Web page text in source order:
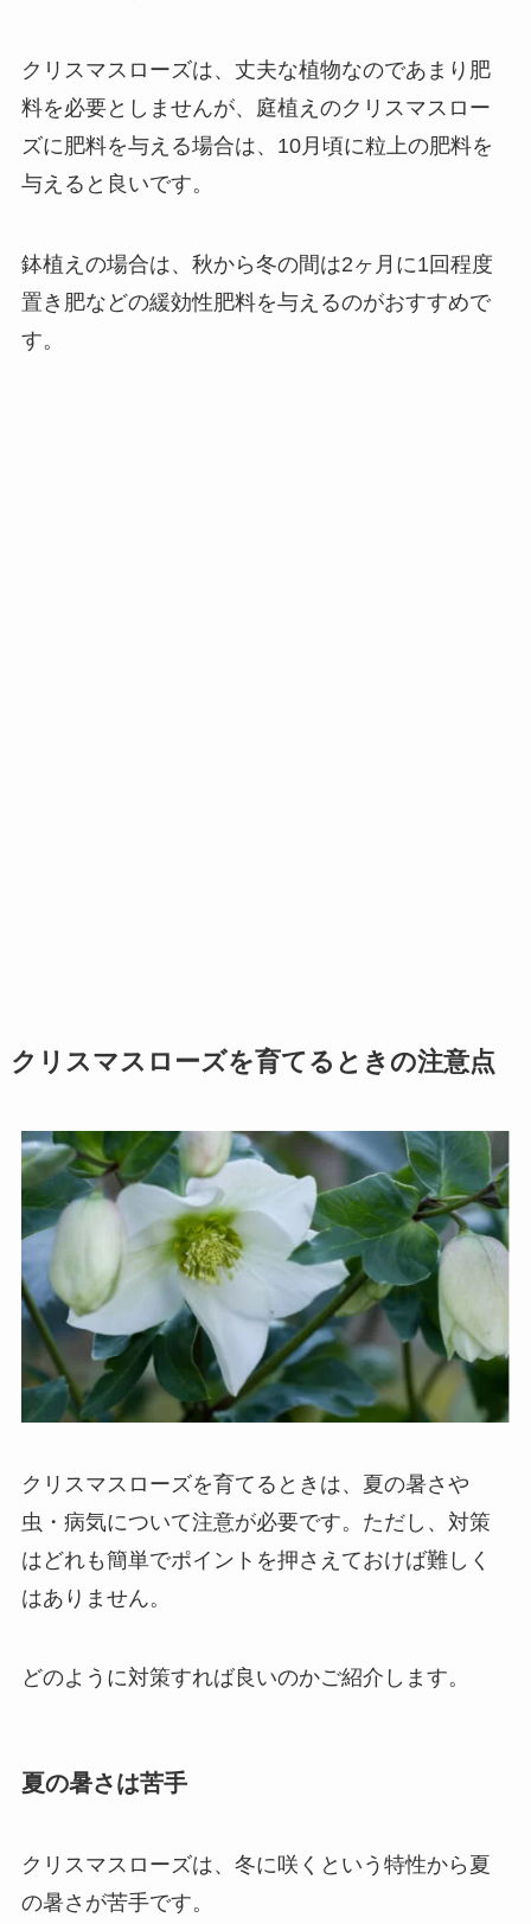
クリスマスローズは、丈夫な植物なのであまり肥
料を必要としませんが、 庭植えのクリスマスロー
ズに肥料を与える場合は、10月頃に粒上の肥料を
与えると良いです。
鉢植えの場合は、 秋から冬の間は2ヶ月に1回程度
置き肥などの緩効性肥料を与えるのがおすすめで
す。
クリスマスローズを育てるときの注意点
クリスマスローズを育てるときは、夏の暑さや
虫・病気について注意が必要です。ただし、 対策
はどれも簡単でポイントを押さえておけば難しく
はありません。
どのように対策すれば良いのかご紹介します。
夏の暑さは苦手
クリスマスローズは、冬に咲くという特性から夏
の暑さが苦手です。